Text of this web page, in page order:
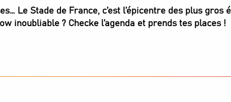
Le Stade de France, c’est l’épicentre des plus
inoubliable ? Checke l’agenda et prends tes places !